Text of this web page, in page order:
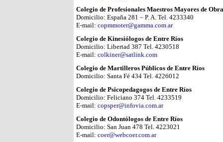
Colegio de Profesionales Maestros Mayores de
Domicilio: España 281 – P. A. Tel. 4233340
E-mail: copmmoter@gamma.com.ar
Colegio de Kinesiólogos de Entre Ríos
Domicilio: Libertad 387 Tel. 4230518
E-mail: colkiner@satlink.com
Colegio de Martilleros Públicos de Entre Ríos
Domicilio: Santa Fé 434 Tel. 4226012
Colegio de Psicopedagogos de Entre Ríos
Domicilio: Feliciano 374 Tel. 4233519
E-mail: copsper@infovia.com.ar
Colegio de Odontólogos de Entre Ríos
Domicilio: San Juan 478 Tel. 4223021
E-mail: coer@webcoer.com.ar